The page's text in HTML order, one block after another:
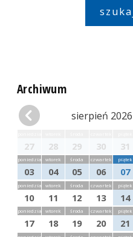
Archiwum
sierpień 2026
27 28 29 30 31
poniedziałek
03
wtorek
04
środa
05
czwartek
06
piątek
07
poniedziałek
10
wtorek
11
środa
12
czwartek
13
piątek
14
poniedziałek
17
wtorek
18
środa
19
czwartek
20
piątek
21